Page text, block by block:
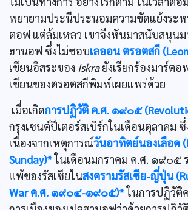
พยายามประนีประนอมความขัดแย้งระห
ตอฟ แต่ล้มเหลว เขาจึงหันมาสนับสนุน
ฮานอฟ ซึ่งไม่ชอบเลออน ตรอตสกี
เขียนอิสระของ Iskraยังเรียกร้องมาร์ต
เขียนของตรอตสกีพิมพ์เผยแพร่ด้วย
เมื่อเกิดการปฏิวัติ ค.ศ. ๑๙๐๕
กรุงเซนต์ปีเตอร์สเบิร์กในเดือนตุลาคม
เนื่องจากเหตุการณ์วันอาทิตย์นองเลือด
Sunday)*ในเดือนมกราคม ค.ศ. ๑๙๐๕
แพ้ของรัสเซียในสงครามรัสเซีย-ญี่ปุ่น
War ค.ศ. ๑๙๐๔-๑๙๐๕)*ในการปฏิวัติ